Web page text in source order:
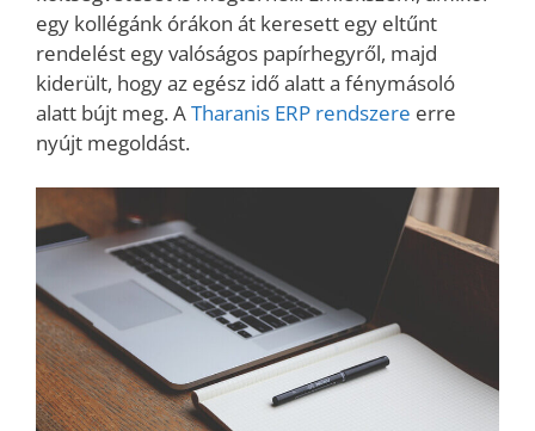
egy kollégánk órákon át keresett egy eltűnt
rendelést egy valóságos papírhegyről, majd
kiderült, hogy az egész idő alatt a fénymásoló
alatt bújt meg. ATharanis ERP rendszere erre
nyújt megoldást.